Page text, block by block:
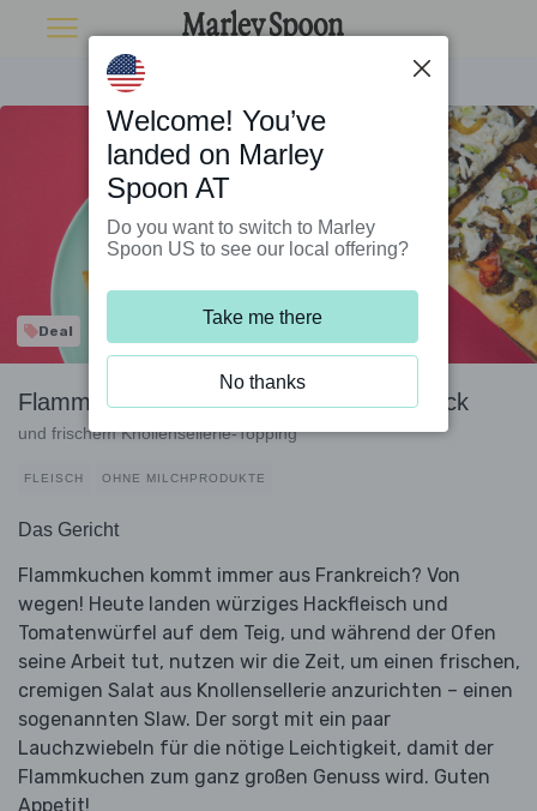
Deal
Flammkuchen mit Schawarma-Rinderhack
und frischem Knollensellerie-Topping
FLEISCH OHNE MILCHPRODUKTE
Das Gericht
Flammkuchen kommt immer aus Frankreich? Von
wegen! Heute landen würziges Hackfleisch und
Tomatenwürfel auf dem Teig, und während der Ofen
seine Arbeit tut, nutzen wir die Zeit, um einen frischen,
cremigen Salat aus Knollensellerie anzurichten – einen
sogenannten Slaw. Der sorgt mit ein paar
Lauchzwiebeln für die nötige Leichtigkeit, damit der
Flammkuchen zum ganz großen Genuss wird. Guten
Appetit!
Welcome! You’ve
landed on Marley
Spoon AT
Do you want to switch to Marley
Spoon US to see our local offering?
Take me there
No thanks